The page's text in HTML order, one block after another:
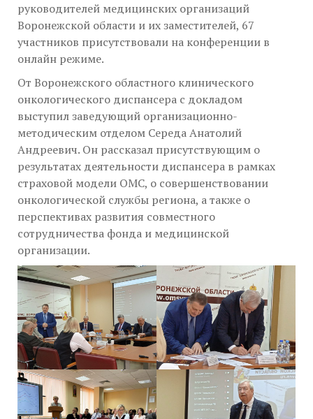
руководителей медицинских организаций
Воронежской области и их заместителей, 67
участников присутствовали на конференции в
онлайн режиме.
От Воронежского областного клинического
онкологического диспансера с докладом
выступил заведующий организационно-
методическим отделом Середа Анатолий
Андреевич. Он рассказал присутствующим о
результатах деятельности диспансера в рамках
страховой модели ОМС, о совершенствовании
онкологической службы региона, а также о
перспективах развития совместного
сотрудничества фонда и медицинской
организации.